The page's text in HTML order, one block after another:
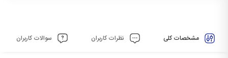
مشخصات کلی نظرات کاربران سوالات کاربران